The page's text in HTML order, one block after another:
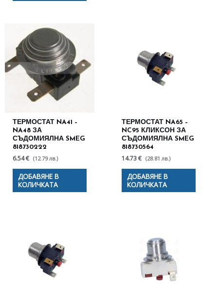
ТЕРМОСТАТ NA41 –
NA48 ЗА
СЪДОМИЯЛНА SMEG
818730222
6.54 € (12.79 лв.)
ДОБАВЯНЕ В
КОЛИЧКАТА
ТЕРМОСТАТ NA65 –
NC95 КЛИКСОН ЗА
СЪДОМИЯЛНА SMEG
818730564
14.73 € (28.81 лв.)
ДОБАВЯНЕ В
КОЛИЧКАТА